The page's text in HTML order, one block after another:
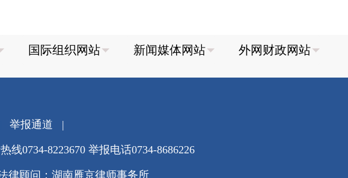
举报通道 |
线0734-8223670 举报电话0734-8686226
律顾问：湖南雁京律师事务所